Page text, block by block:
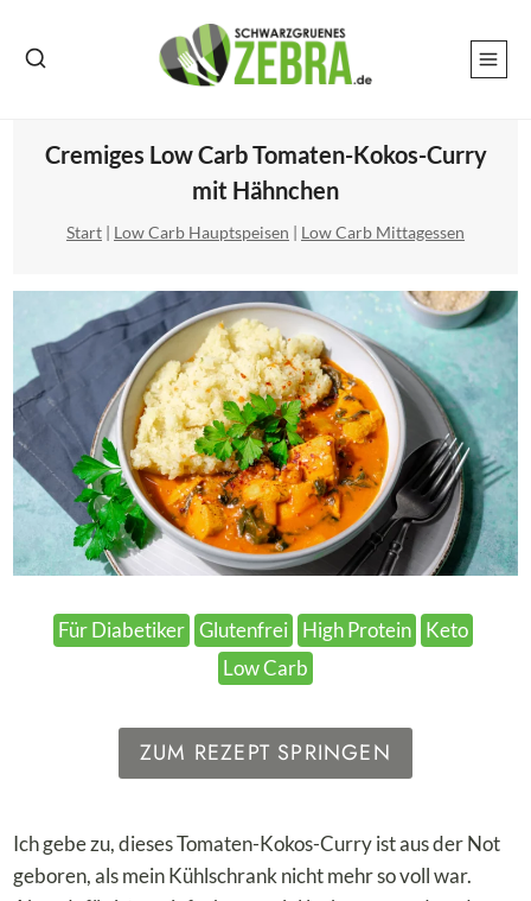
Inhalt
Cremiges Low Carb Tomaten-Kokos-Curry
mit Hähnchen
Start | Low Carb Hauptspeisen | Low Carb Mittagessen
Für Diabetiker Glutenfrei High Protein
Keto
Low Carb
ZUM REZEPT SPRINGEN
Ich gebe zu, dieses Tomaten-Kokos-Curry ist aus der Not
geboren, als mein Kühlschrank nicht mehr so voll war.